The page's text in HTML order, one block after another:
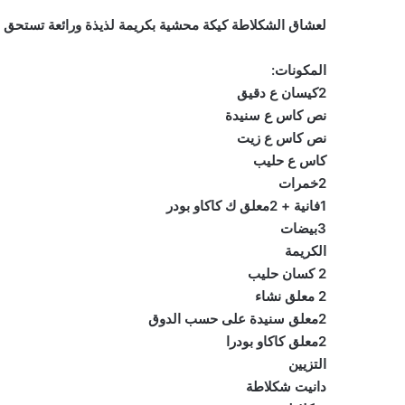
لعشاق الشكلاطة كيكة محشية بكريمة لذيذة ورائعة تستحق
المكونات:
2كيسان ع دقيق
نص كاس ع سنيدة
نص كاس ع زيت
كاس ع حليب
2خمرات
1فانية + 2معلق ك كاكاو بودر
3بيضات
الكريمة
2 كسان حليب
2 معلق نشاء
2معلق سنيدة على حسب الدوق
2معلق كاكاو بودرا
التزيين
دانيت شكلاطة